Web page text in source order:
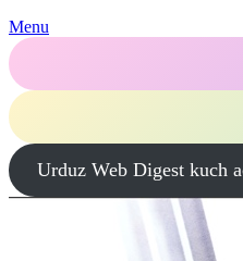
Menu
Urduz Web Digest kuch